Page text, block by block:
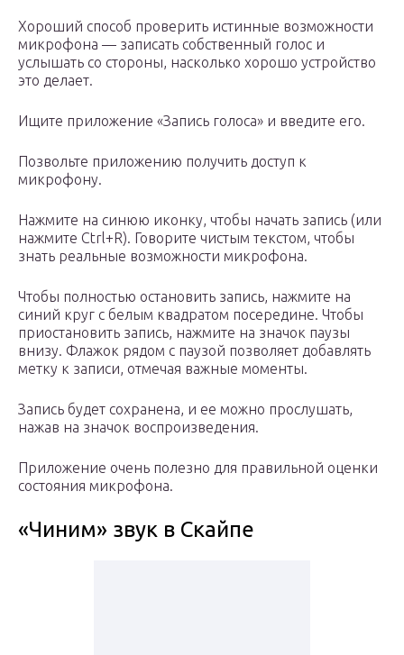
Хороший способ проверить истинные возможности
микрофона — записать собственный голос и
услышать со стороны, насколько хорошо устройство
это делает.
Ищите приложение «Запись голоса» и введите его.
Позвольте приложению получить доступ к
микрофону.
Нажмите на синюю иконку, чтобы начать запись (или
нажмите Ctrl+R). Говорите чистым текстом, чтобы
знать реальные возможности микрофона.
Чтобы полностью остановить запись, нажмите на
синий круг с белым квадратом посередине. Чтобы
приостановить запись, нажмите на значок паузы
внизу. Флажок рядом с паузой позволяет добавлять
метку к записи, отмечая важные моменты.
Запись будет сохранена, и ее можно прослушать,
нажав на значок воспроизведения.
Приложение очень полезно для правильной оценки
состояния микрофона.
«Чиним» звук в Скайпе